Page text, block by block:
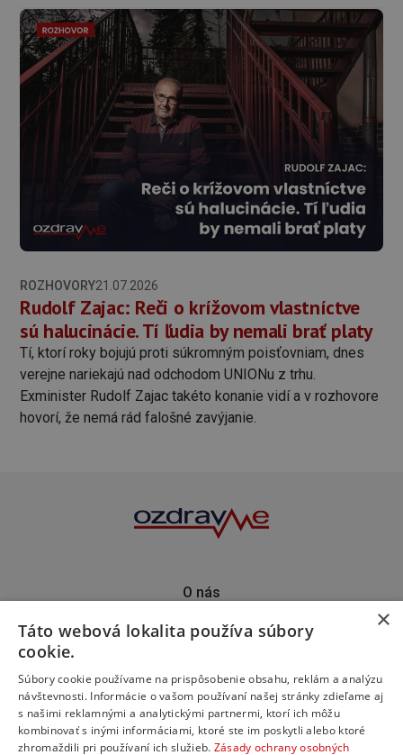
ROZHOVORY21.07.2026
Rudolf Zajac: Reči o krížovom vlastníctve
sú halucinácie. Tí ľudia by nemali brať platy
Tí, ktorí roky bojujú proti súkromným poisťovniam, dnes
verejne nariekajú nad odchodom UNIONu z trhu.
Exminister Rudolf Zajac takéto konanie vidí a v rozhovore
hovorí, že nemá rád falošné zavýjanie.
O nás
Predplatné
Podporte nás
×
Táto webová lokalita používa súbory
cookie.
Súbory cookie používame na prispôsobenie obsahu, reklám a analýzu
návštevnosti. Informácie o vašom používaní našej stránky zdieľame aj
s našimi reklamnými a analytickými partnermi, ktorí ich môžu
kombinovať s inými informáciami, ktoré ste im poskytli alebo ktoré
zhromaždili pri používaní ich služieb. Zásady ochrany osobných